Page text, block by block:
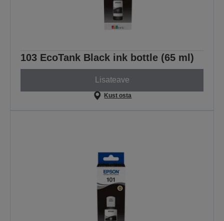
103 EcoTank Black ink bottle (65 ml)
Lisateave
Kust osta